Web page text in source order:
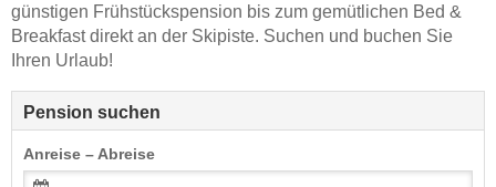
günstigen Frühstückspension bis zum gemütlichen Bed &
Breakfast direkt an der Skipiste. Suchen und buchen Sie
Ihren Urlaub!
Pension suchen
Anreise – Abreise